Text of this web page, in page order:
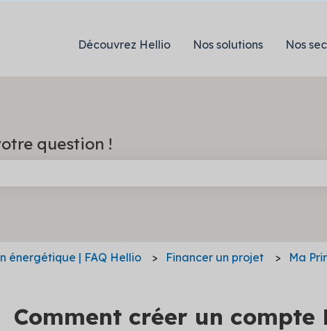
Découvrez Hellio Nos solutions Nos
question !
énergétique | FAQ Hellio Financer un projet Ma
Comment créer un compte